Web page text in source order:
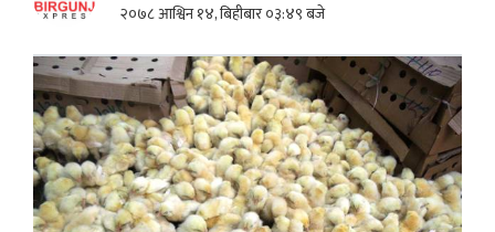
२०७८ आश्विन १४, बिहीबार ०३:४९ बजे